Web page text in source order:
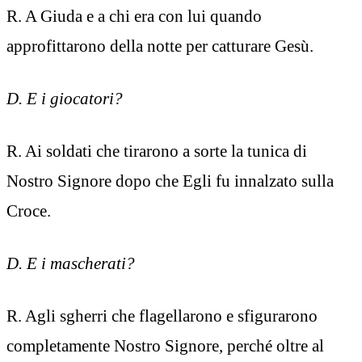
R. A Giuda e a chi era con lui quando
approfittarono della notte per catturare Gesù.
D. E i giocatori?
R. Ai soldati che tirarono a sorte la tunica di
Nostro Signore dopo che Egli fu innalzato sulla
Croce.
D. E i mascherati?
R. Agli sgherri che flagellarono e sfigurarono
completamente Nostro Signore, perché oltre al